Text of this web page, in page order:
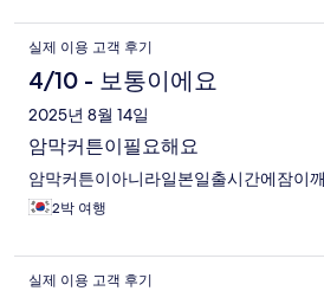
실제 이용 고객 후기
4/10 - 보통이에요
2025년 8월 14일
암막커튼이필요해요
암막커튼이아니라일본일출시간에잠이
2박 여행
실제 이용 고객 후기